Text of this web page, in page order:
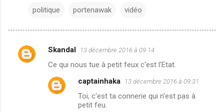
politique portenawak vidéo
C
Skandal 13 décembre 2016 à 09:14
Ce qui nous tue à petit feux c'est l'Etat.
captainhaka 13 décembre 2016 à 09:31
Toi, c'est ta connerie qui n'est pas à
petit feu.